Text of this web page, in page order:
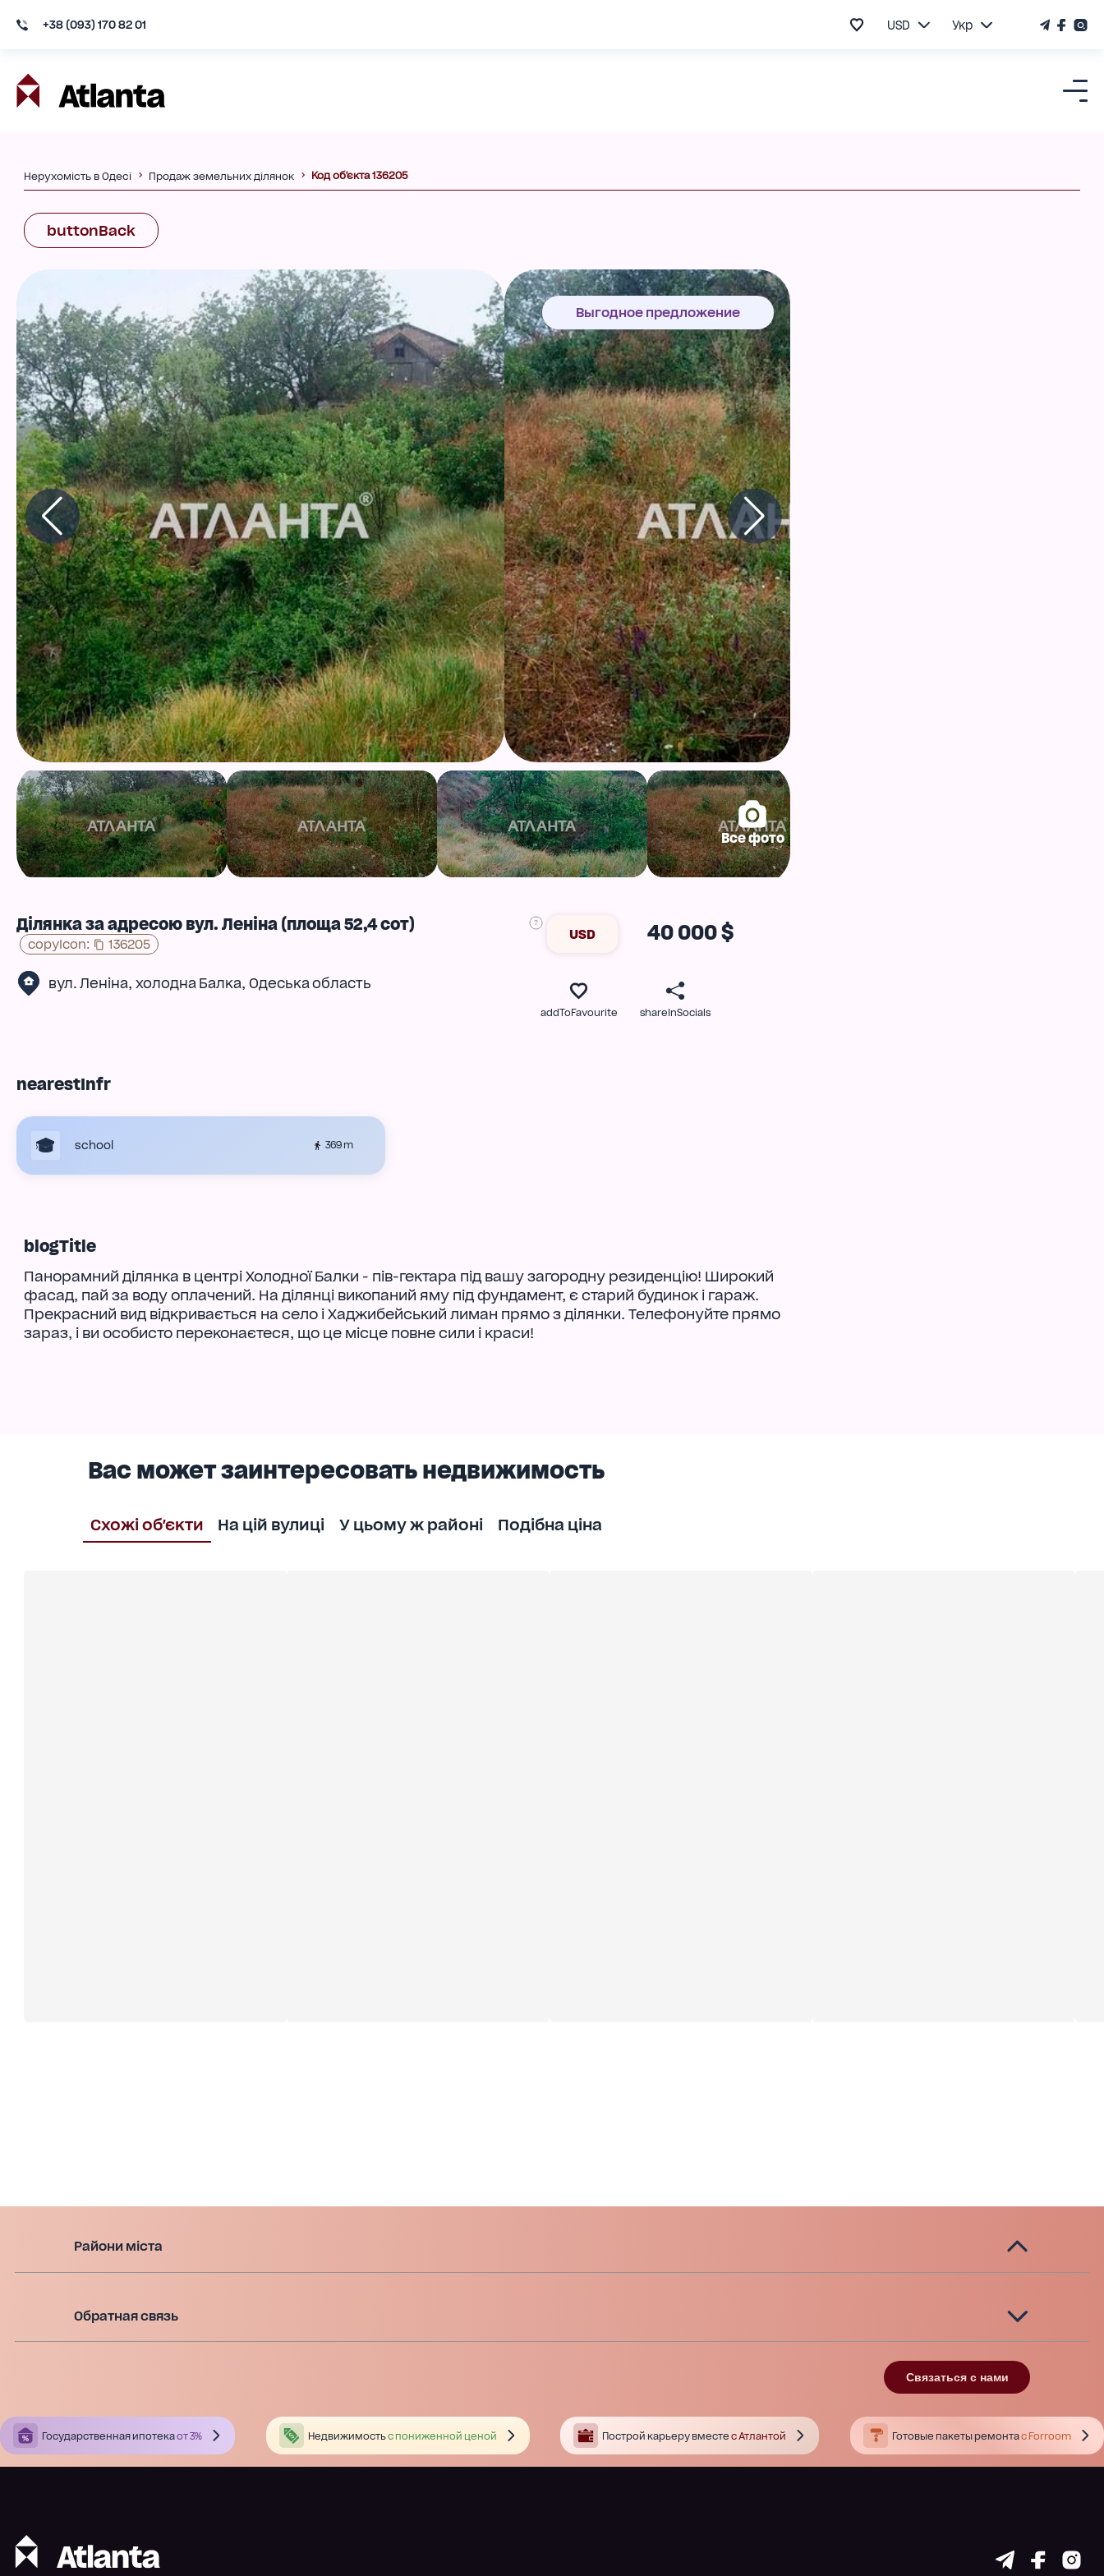
+38 (093) 170 82 01 USD Укр
Нерухомість в Одесі Продаж земельних ділянок Код об'єкта 136205
buttonBack
Выгодное предложение
Все фото
Ділянка за адресою вул. Леніна (площа 52,4 сот)
copyIcon: 136205
вул. Леніна, холодна Балка, Одеська область
USD 40 000 $
addToFavourite shareInSocials
nearestInfr
school 369 m
blogTitle
Панорамний ділянка в центрі Холодної Балки - пів-гектара під вашу загородну резиденцію! Широкий
фасад, пай за воду оплачений. На ділянці викопаний яму під фундамент, є старий будинок і гараж.
Прекрасний вид відкривається на село і Хаджибейський лиман прямо з ділянки. Телефонуйте прямо
зараз, і ви особисто переконаєтеся, що це місце повне сили і краси!
Вас может заинтересовать недвижимость
Схожі об'єкти На цій вулиці У цьому ж районі Подібна ціна
Райони міста
Обратная связь
Связаться с нами
Государственная ипотекаот 3% Недвижимостьс пониженной ценой Построй карьеру вместе с Атлантой Готовые пакеты ремонтас Forroom